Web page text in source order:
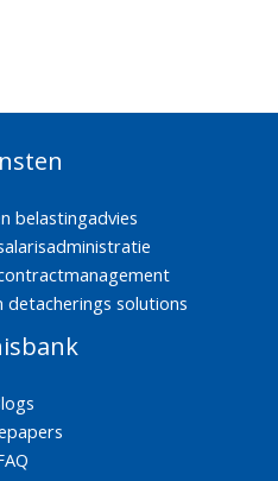
belastingadvies
detacherings solutions